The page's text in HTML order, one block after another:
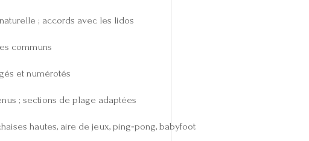
; accords avec les lidos
communs
et numérotés
; sections de plage adaptées
hautes, aire de jeux, ping‑pong, babyfoot